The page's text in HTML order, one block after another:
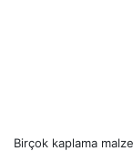
Birçok kaplama